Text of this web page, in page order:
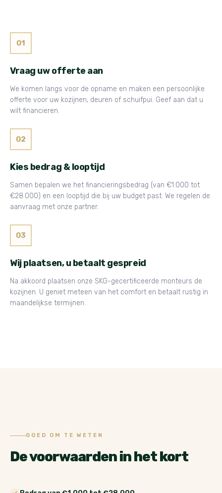
01
Vraag uw offerte aan
We komen langs voor de opname en maken een persoonlijke
offerte voor uw kozijnen, deuren of schuifpui. Geef aan dat u
wilt financieren.
02
Kies bedrag & looptijd
Samen bepalen we het financieringsbedrag (van €1.000 tot
€28.000) en een looptijd die bij uw budget past. We regelen de
aanvraag met onze partner.
03
Wij plaatsen, u betaalt gespreid
Na akkoord plaatsen onze SKG-gecertificeerde monteurs de
kozijnen. U geniet meteen van het comfort en betaalt rustig in
maandelijkse termijnen.
GOED OM TE WETEN
De voorwaarden in het kort